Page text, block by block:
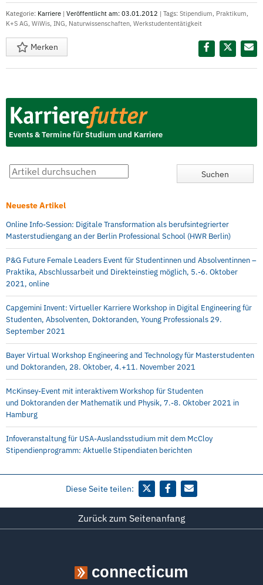
Kategorie: Karriere | Veröffentlicht am: 03.01.2012 | Tags: Stipendium, Praktikum,
K+S AG, WiWis, ING, Naturwissenschaften, Werkstudententätigkeit
Merken
Events & Termine für Studium und Karriere
Neueste Artikel
Online Info-Session: Digitale Transformation als berufsintegrierter
Masterstudiengang an der Berlin Professional School (HWR Berlin)
P&G Future Female Leaders Event für Studentinnen und Absolventinnen –
Praktika, Abschlussarbeit und Direkteinstieg möglich, 5.-6. Oktober
2021, online
Capgemini Invent: Virtueller Karriere Workshop in Digital Engineering für
Studenten, Absolventen, Doktoranden, Young Professionals 29.
September 2021
Bayer Virtual Workshop Engineering and Technology für Masterstudenten
und Doktoranden, 28. Oktober, 4.+11. November 2021
McKinsey-Event mit interaktivem Workshop für Studenten
und Doktoranden der Mathematik und Physik, 7.-8. Oktober 2021 in
Hamburg
Infoveranstaltung für USA-Auslandsstudium mit dem McCloy
Stipendienprogramm: Aktuelle Stipendiaten berichten
Diese Seite teilen:
Zurück zum Seitenanfang
connecticum